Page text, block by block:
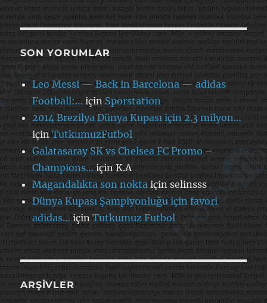
SON YORUMLAR
Leo Messi — Back in Barcelona — adidas
Football:… için Sporstation
2014 Brezilya Dünya Kupası için 2.3 milyon…
içinTutkumuzFutbol
Galatasaray SK vs Chelsea FC Promo –
Champions…içinK.A
Magandalıkta son noktaiçinselinsss
Dünya Kupası Şampiyonluğu için favori
adidas…içinTutkumuz Futbol
ARŞIVLER